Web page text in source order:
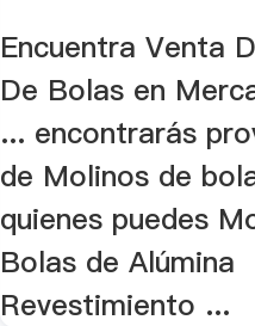
Encuentra Venta
De Bolas en
... encontrarás
de Molinos de
quienes puedes
Bolas de Alúmina
Revestimiento ...